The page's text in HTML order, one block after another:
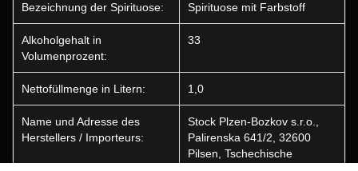
Bezeichnung der Spirituose: Spirituose mit Farbstoff
Alkoholgehalt in
Volumenprozent:
33
Nettofüllmenge in Litern: 1,0
Name und Adresse des
Herstellers / Importeurs:
Stock Plzen-Bozkov s.r.o.,
Palirenska 641/2, 32600
Pilsen, Tschechische